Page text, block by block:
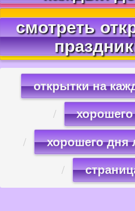
смотреть
открытки на
хорошего